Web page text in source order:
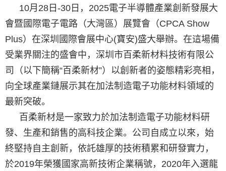
10月28日-30日，2025電子半導體產業創新發展大
會暨國際電子電路（大灣區）展覽會（CPCA Show
Plus）在深圳國際會展中心(寶安)盛大舉辦。在這場備
受業界關注的盛會中，深圳市百柔新材料技術有限公
司（以下簡稱“百柔新材”）以創新者的姿態精彩亮相，
向全球產業鏈展示其在加法制造電子功能材料領域的
最新突破。
百柔新材是一家致力於加法制造電子功能材料研
發、生產和銷售的高科技企業。公司自成立以來，始
終堅持自主創新，依託雄厚的技術積累和研發實力，
於2019年榮獲國家高新技術企業稱號，2020年入選龍